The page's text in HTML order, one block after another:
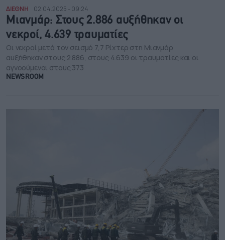
ΔΙΕΘΝΗ 02.04.2025 - 09:24
Μιανμάρ: Στους 2.886 αυξήθηκαν οι
νεκροί, 4.639 τραυματίες
Οι νεκροί μετά τον σεισμό 7,7 Ρίχτερ στη Μιανμάρ
αυξήθηκαν στους 2.886, στους 4.639 οι τραυματίες και οι
αγνοούμενοι στους 373
NEWSROOM